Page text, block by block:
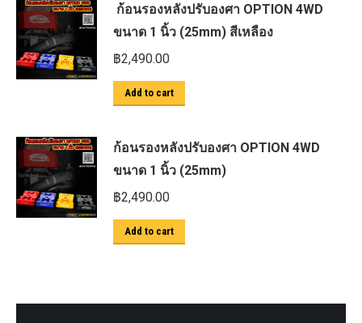
ก้อนรองหลังปรับองศา OPTION 4WD
ขนาด 1 นิ้ว (25mm) สีเหลือง
฿2,490.00
Add to cart
ก้อนรองหลังปรับองศา OPTION 4WD
ขนาด 1 นิ้ว (25mm)
฿2,490.00
Add to cart